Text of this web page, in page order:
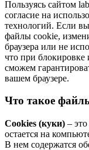
Пользуясь сайтом
согласие на
технологий. Если
файлы cookie,
браузера или не
что при
сможем
вашем браузере.
Что такое
Cookies (куки) –
остается на
В нем содержатся